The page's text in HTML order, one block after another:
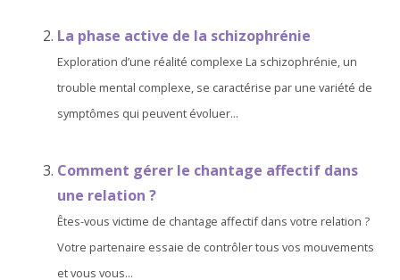
La phase active de la schizophrénie
Exploration d’une réalité complexe La schizophrénie, un
trouble mental complexe, se caractérise par une variété de
symptômes qui peuvent évoluer...
Comment gérer le chantage affectif dans
une relation ?
Êtes-vous victime de chantage affectif dans votre relation ?
Votre partenaire essaie de contrôler tous vos mouvements
et vous vous...